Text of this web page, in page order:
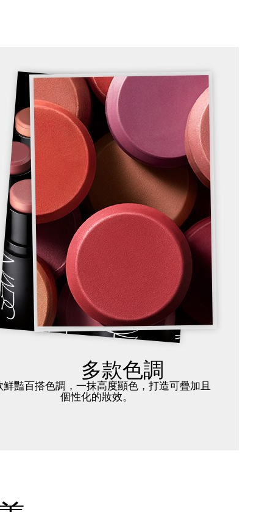
多款色調
鮮豔百搭色調，一抹高度顯色，打造可疊加且
個性化的妝效。